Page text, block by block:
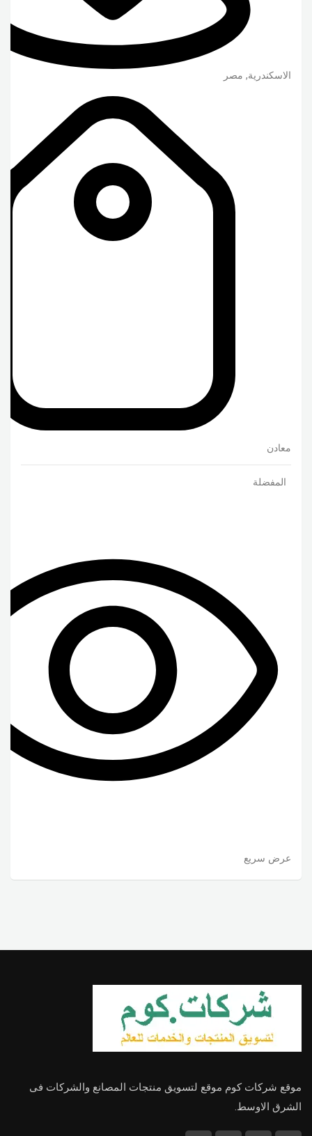
الاسكندرية, مصر
معادن
المفضلة
عرض سريع
موقع شركات كوم موقع لتسويق منتجات المصانع والشركات فى
الشرق الاوسط.